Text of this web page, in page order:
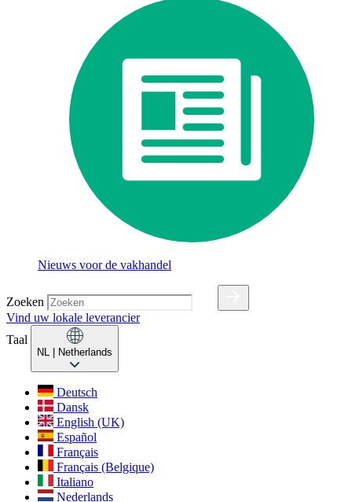
Nieuws voor de vakhandel
Zoeken
Vind uw lokale leverancier
Taal
NL | Netherlands
Deutsch
Dansk
English (UK)
Español
Français
Français (Belgique)
Italiano
Nederlands